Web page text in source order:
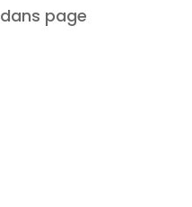
dans page